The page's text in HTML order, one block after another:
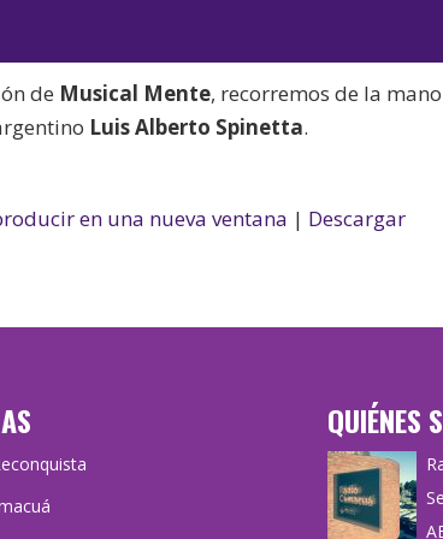
audio
de Musical Mente, recorremos de la
Luis Alberto Spinetta.
en una nueva ventana | Descargar
QUIÉNES